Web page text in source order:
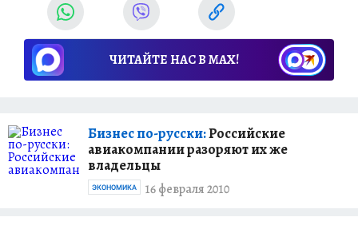
ЧИТАЙТЕ НАС В МАХ!
Бизнес по-русски:Российские
авиакомпании разоряют их же
владельцы
16 февраля 2010
ЭКОНОМИКА